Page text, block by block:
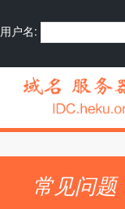
用户名:
常见问题